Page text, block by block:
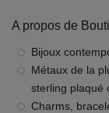
A propos de
Bijoux
Métaux de la
sterling plaqué
Charms,